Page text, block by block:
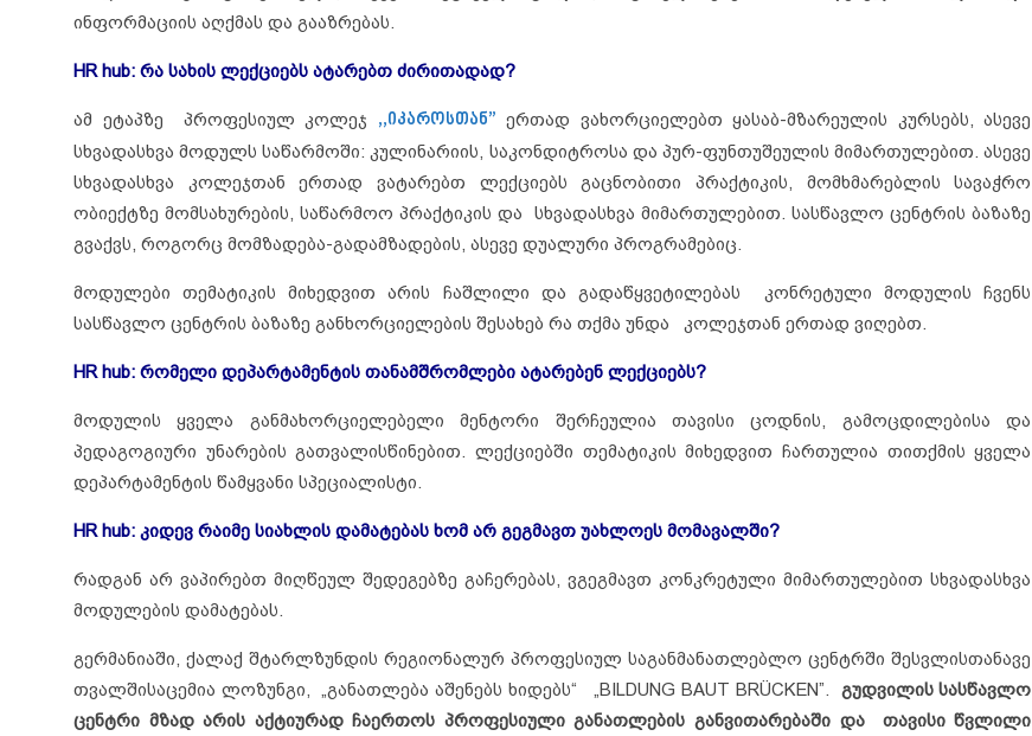
ინფორმაციის აღქმას და გააზრებას.
HR hub: რა სახის ლექციებს ატარებთ ძირითადად?
ამ ეტაპზე პროფესიულ კოლეჯ ,,იკაროსთან” ერთად ვახორციელებთ ყასაბ-მზარეულის კურსებს, ასევე
სხვადასხვა მოდულს საწარმოში: კულინარიის, საკონდიტროსა და პურ-ფუნთუშეულის მიმართულებით. ასევე
სხვადასხვა კოლეჯთან ერთად ვატარებთ ლექციებს გაცნობითი პრაქტიკის, მომხმარებლის სავაჭრო
ობიექტზე მომსახურების, საწარმოო პრაქტიკის და სხვადასხვა მიმართულებით. სასწავლო ცენტრის ბაზაზე
გვაქვს, როგორც მომზადება-გადამზადების, ასევე დუალური პროგრამებიც.
მოდულები თემატიკის მიხედვით არის ჩაშლილი და გადაწყვეტილებას კონრეტული მოდულის ჩვენს
სასწავლო ცენტრის ბაზაზე განხორციელების შესახებ რა თქმა უნდა კოლეჯთან ერთად ვიღებთ.
HR hub: რომელი დეპარტამენტის თანამშრომლები ატარებენ ლექციებს?
მოდულის ყველა განმახორციელებელი მენტორი შერჩეულია თავისი ცოდნის, გამოცდილებისა და
პედაგოგიური უნარების გათვალისწინებით. ლექციებში თემატიკის მიხედვით ჩართულია თითქმის ყველა
დეპარტამენტის წამყვანი სპეციალისტი.
HR hub: კიდევ რაიმე სიახლის დამატებას ხომ არ გეგმავთ უახლოეს მომავალში?
რადგან არ ვაპირებთ მიღწეულ შედეგებზე გაჩერებას, ვგეგმავთ კონკრეტული მიმართულებით სხვადასხვა
მოდულების დამატებას.
გერმანიაში, ქალაქ შტარლზუნდის რეგიონალურ პროფესიულ საგანმანათლებლო ცენტრში შესვლისთანავე
თვალშისაცემია ლოზუნგი, „განათლება აშენებს ხიდებს“ „BILDUNG BAUT BRÜCKEN”.
გუდვილის სასწავლო
ცენტრი მზად არის აქტიურად ჩაერთოს პროფესიული განათლების განვითარებაში და თავისი წვლილი